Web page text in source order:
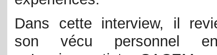
Dans cette interview, il
son vécu personnel